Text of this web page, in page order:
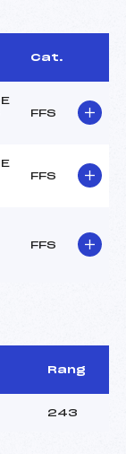
Cat.
FFS
FFS
FFS
Rang
243